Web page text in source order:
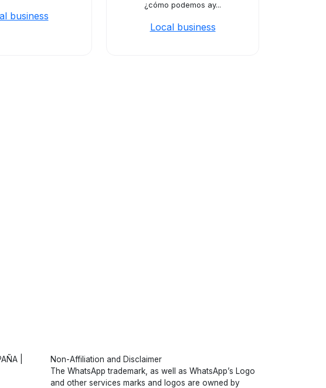
business
¿cómo podemos ay...
Local business
|
Non-Affiliation and Disclaimer
The WhatsApp trademark, as well as WhatsApp’s Logo
and other services marks and logos are owned by